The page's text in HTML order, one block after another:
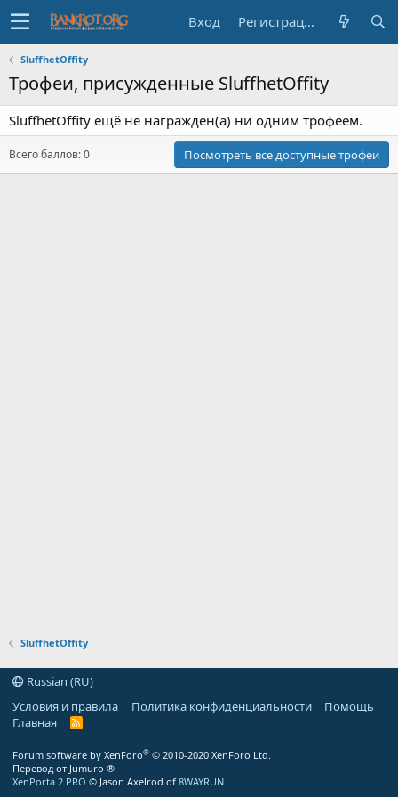
Вход Регистрация
SluffhetOffity
Трофеи, присужденные SluffhetOffity
SluffhetOffity ещё не награжден(а) ни одним трофеем.
Всего баллов: 0 Посмотреть все доступные трофеи
SluffhetOffity
Russian (RU)
Условия и правила
Политика конфиденциальности
Помощь
Главная
R
Forum software by XenForo® © 2010-2020 XenForo Ltd.
Перевод от Jumuro ®
XenPorta 2 PRO © Jason Axelrod of 8WAYRUN